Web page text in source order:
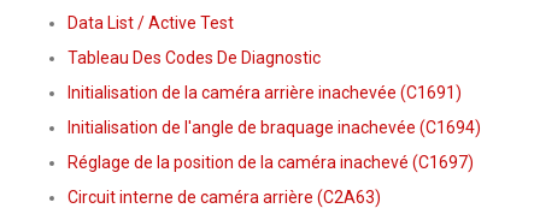
Data List / Active Test
Tableau Des Codes De Diagnostic
Initialisation de la caméra arrière inachevée (C1691)
Initialisation de l'angle de braquage inachevée (C1694)
Réglage de la position de la caméra inachevé (C1697)
Circuit interne de caméra arrière (C2A63)